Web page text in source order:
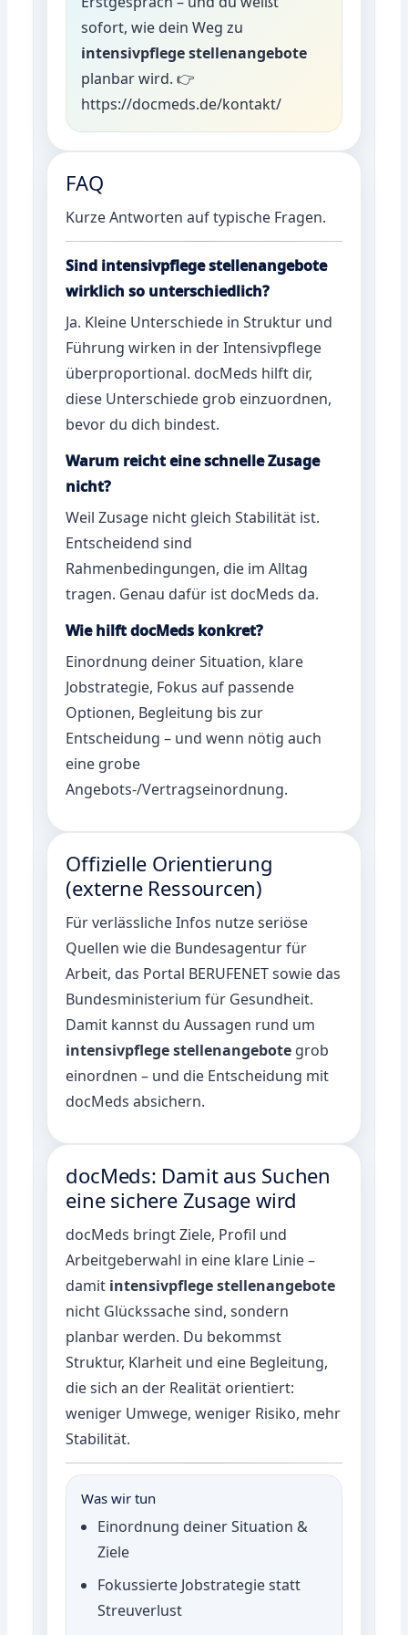
sofort, wie dein Weg zu
intensivpflege stellenangebote
planbar wird. 👉
https://docmeds.de/kontakt/
FAQ
Kurze Antworten auf typische Fragen.
Sind intensivpflege stellenangebote
wirklich so unterschiedlich?
Ja. Kleine Unterschiede in Struktur und
Führung wirken in der Intensivpflege
überproportional. docMeds hilft dir,
diese Unterschiede grob einzuordnen,
bevor du dich bindest.
Warum reicht eine schnelle Zusage
nicht?
Weil Zusage nicht gleich Stabilität ist.
Entscheidend sind
Rahmenbedingungen, die im Alltag
tragen. Genau dafür ist docMeds da.
Wie hilft docMeds konkret?
Einordnung deiner Situation, klare
Jobstrategie, Fokus auf passende
Optionen, Begleitung bis zur
Entscheidung – und wenn nötig auch
eine grobe
Angebots-/Vertragseinordnung.
Offizielle Orientierung
(externe Ressourcen)
Für verlässliche Infos nutze seriöse
Quellen wie die Bundesagentur für
Arbeit, das Portal BERUFENETsowie das
Bundesministerium für Gesundheit.
Damit kannst du Aussagen rund um
intensivpflege stellenangebote grob
einordnen – und die Entscheidung mit
docMeds absichern.
docMeds: Damit aus Suchen
eine sichere Zusage wird
docMeds bringt Ziele, Profil und
Arbeitgeberwahl in eine klare Linie –
damit intensivpflege stellenangebote
nicht Glückssache sind, sondern
planbar werden. Du bekommst
Struktur, Klarheit und eine Begleitung,
die sich an der Realität orientiert:
weniger Umwege, weniger Risiko, mehr
Stabilität.
Was wir tun
Einordnung deiner Situation &
Ziele
Fokussierte Jobstrategie statt
Streuverlust